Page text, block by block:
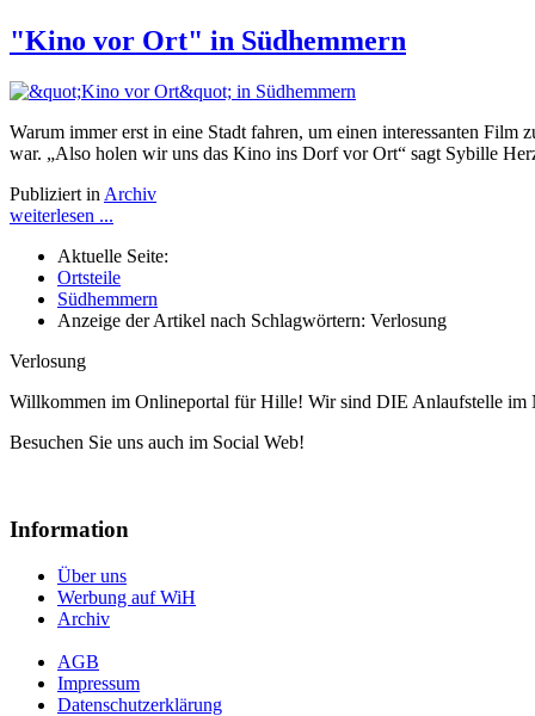
"Kino vor Ort" in Südhemmern
Warum immer erst in eine Stadt fahren, um einen interessanten Film
war. „Also holen wir uns das Kino ins Dorf vor Ort“ sagt Sybille
Publiziert in Archiv
weiterlesen ...
Aktuelle Seite:
Ortsteile
Südhemmern
Anzeige der Artikel nach Schlagwörtern: Verlosung
Verlosung
Willkommen im Onlineportal für Hille! Wir sind DIE Anlaufstelle im
Besuchen Sie uns auch im Social Web!
Information
Über uns
Werbung auf WiH
Archiv
AGB
Impressum
Datenschutzerklärung